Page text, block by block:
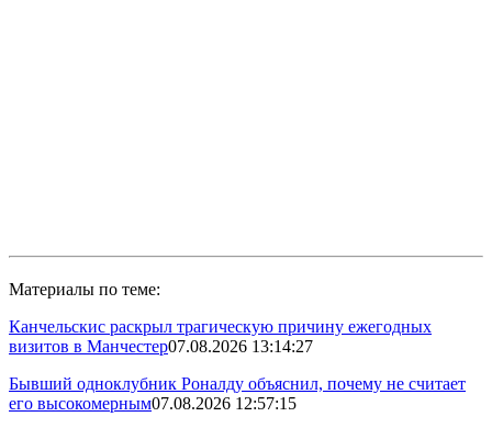
Материалы по теме:
Канчельскис раскрыл трагическую причину ежегодных
визитов в Манчестер07.08.2026 13:14:27
Бывший одноклубник Роналду объяснил, почему не считает
его высокомерным07.08.2026 12:57:15